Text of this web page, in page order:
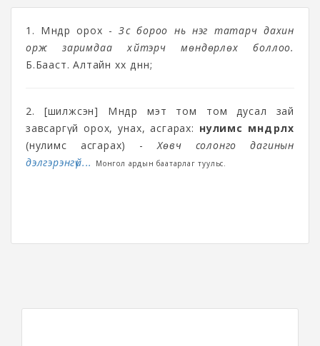
1. Мөндөр орох -Зүс бороо нь нэг татарч дахин
орж заримдаа хүйтэрч мөндөрлөх боллоо.
Б.Бааст. Алтайн хөх дөнөн;
2. [шилжсэн] Мөндөр мэт том том дусал зай
завсаргүй орох, унах, асгарах: нулимс мөндөрлөх
(нулимс асгарах) -Хөвч солонго дагинын
дэлгэрэнгүй...
Монгол ардын баатарлаг туульс.